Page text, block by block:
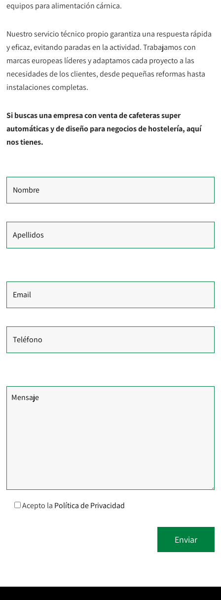
equipos para alimentación cárnica.
Nuestro servicio técnico propio garantiza una respuesta rápida
y eficaz, evitando paradas en la actividad. Trabajamos con
marcas europeas líderes y adaptamos cada proyecto a las
necesidades de los clientes, desde pequeñas reformas hasta
instalaciones completas.
Si buscas una empresa con venta de cafeteras super
automáticas y de diseño para negocios de hostelería, aquí
nos tienes.
Acepto la Política de Privacidad